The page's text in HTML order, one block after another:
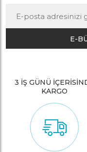
E-
3 İŞ GÜNÜ
KARGO